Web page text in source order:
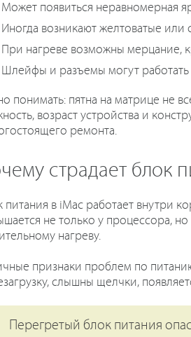
Может появиться неравномерная
Иногда возникают желтоватые
При нагреве возможны мерцание,
Шлейфы и разъемы могут работать
понимать: пятна на матрице не
возраст устройства и
ремонта.
страдает блок
питания в iMac работает внутри
не только у процессора,
нагреву.
признаки проблем по
слышны щелчки,
Перегретый блок питания